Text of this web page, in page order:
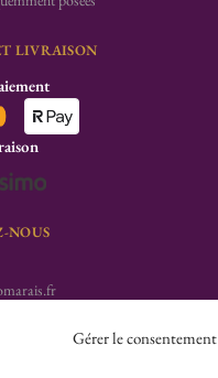
Gérer le consentement
LIVRAISON
NOUS